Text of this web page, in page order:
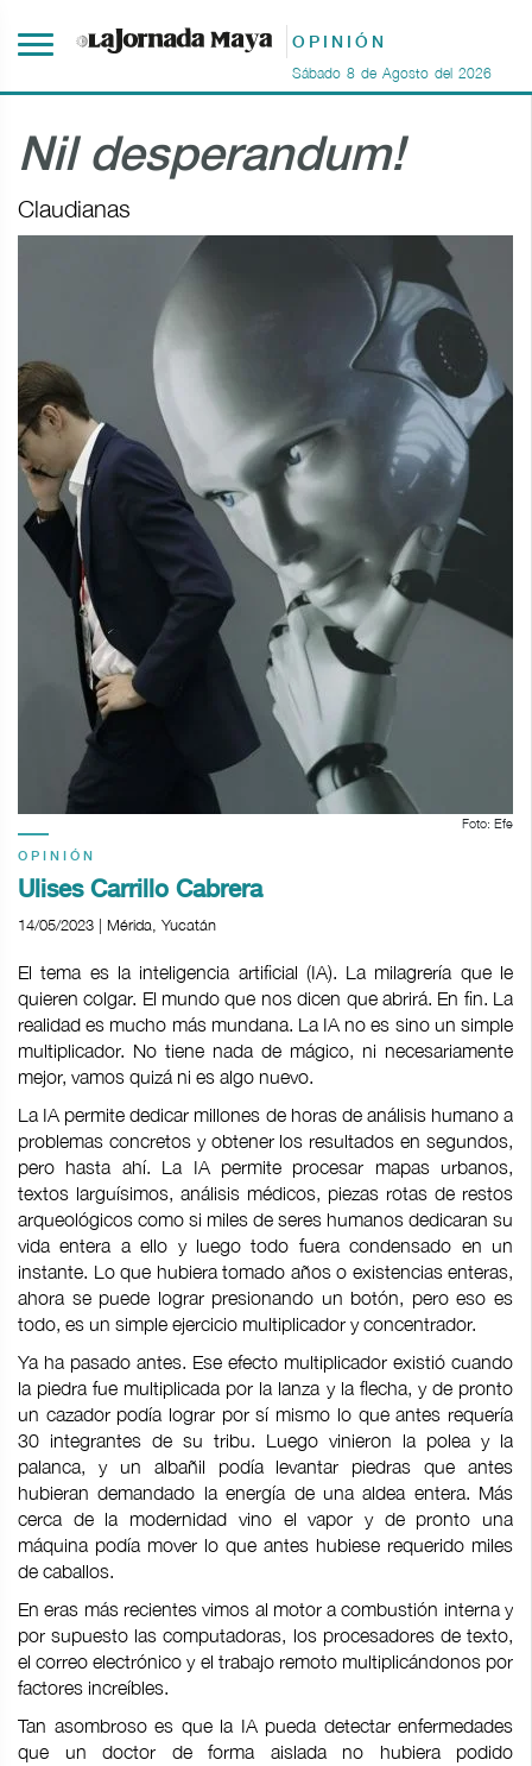
OPINIÓN
Sábado 8 de Agosto del 2026
Nil desperandum!
Claudianas
Foto: Efe
OPINIÓN
Ulises Carrillo Cabrera
14/05/2023 | Mérida, Yucatán
El tema es la inteligencia artificial (IA). La milagrería que le
quieren colgar. El mundo que nos dicen que abrirá. En fin. La
realidad es mucho más mundana. La IA no es sino un simple
multiplicador. No tiene nada de mágico, ni necesariamente
mejor, vamos quizá ni es algo nuevo.
La IA permite dedicar millones de horas de análisis humano a
problemas concretos y obtener los resultados en segundos,
pero hasta ahí. La IA permite procesar mapas urbanos,
textos larguísimos, análisis médicos, piezas rotas de restos
arqueológicos como si miles de seres humanos dedicaran su
vida entera a ello y luego todo fuera condensado en un
instante. Lo que hubiera tomado años o existencias enteras,
ahora se puede lograr presionando un botón, pero eso es
todo, es un simple ejercicio multiplicador y concentrador.
Ya ha pasado antes. Ese efecto multiplicador existió cuando
la piedra fue multiplicada por la lanza y la flecha, y de pronto
un cazador podía lograr por sí mismo lo que antes requería
30 integrantes de su tribu. Luego vinieron la polea y la
palanca, y un albañil podía levantar piedras que antes
hubieran demandado la energía de una aldea entera. Más
cerca de la modernidad vino el vapor y de pronto una
máquina podía mover lo que antes hubiese requerido miles
de caballos.
En eras más recientes vimos al motor a combustión interna y
por supuesto las computadoras, los procesadores de texto,
el correo electrónico y el trabajo remoto multiplicándonos por
factores increíbles.
Tan asombroso es que la IA pueda detectar enfermedades
que un doctor de forma aislada no hubiera podido